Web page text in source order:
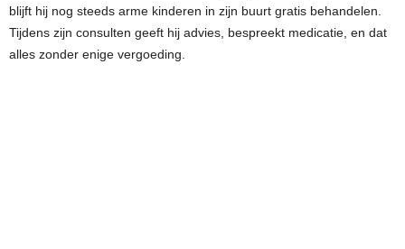
blijft hij nog steeds arme kinderen in zijn buurt gratis behandelen.
Tijdens zijn consulten geeft hij advies, bespreekt medicatie, en dat
alles zonder enige vergoeding.